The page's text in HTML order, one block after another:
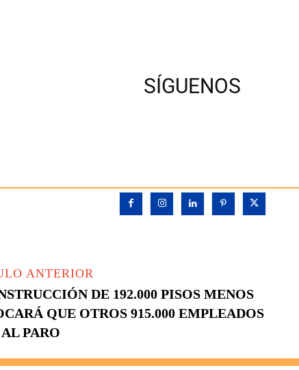
SÍGUENOS
ANTERIOR
DE 192.000 PISOS MENOS
QUE OTROS 915.000 EMPLEADOS
PARO